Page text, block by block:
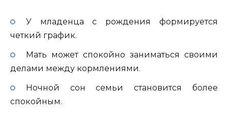
У младенца с рождения формируется
четкий график.
Мать может спокойно заниматься своими
делами между кормлениями.
Ночной сон семьи становится более
спокойным.